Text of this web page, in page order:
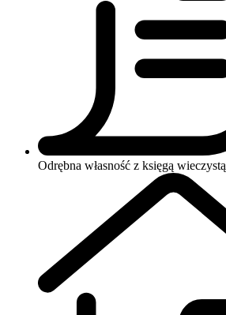
Odrębna własność z księgą wieczystą